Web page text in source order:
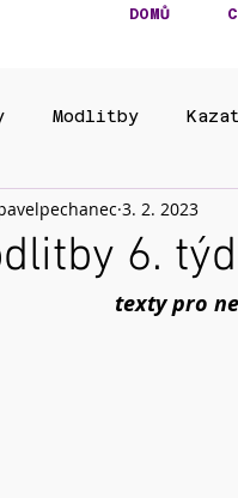
DOMŮ
Modlitby
6.
3. 2. 2023
texty pro